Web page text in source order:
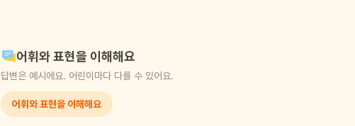
어휘와 표현을 이해해요
답변은 예시에요. 어린이마다 다를 수 있어요.
어휘와 표현을 이해해요